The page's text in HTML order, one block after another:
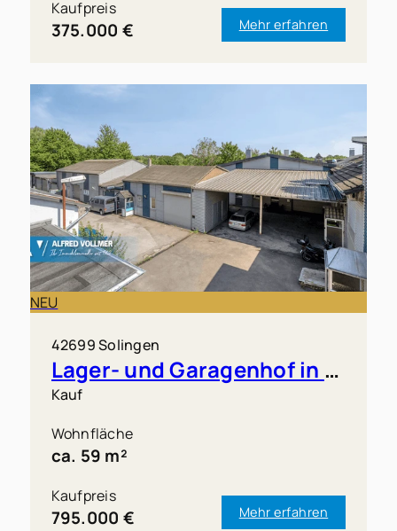
Kaufpreis
375.000 € Mehr erfahren
NEU
42699 Solingen
Lager- und Garagenhof in Solingen-Merscheid zu verkaufen!
Kauf
Wohnfläche
ca. 59 m²
Kaufpreis
795.000 € Mehr erfahren